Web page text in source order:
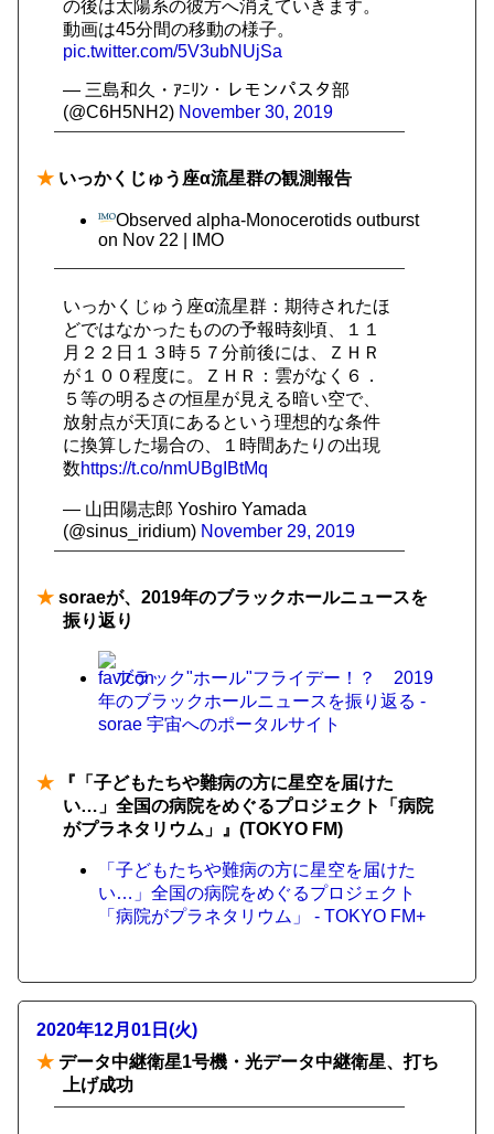
の後は太陽系の彼方へ消えていきます。
動画は45分間の移動の様子。
pic.twitter.com/5V3ubNUjSa
— 三島和久・ｱﾆﾘﾝ・レモンパスタ部
(@C6H5NH2) November 30, 2019
★ いっかくじゅう座α流星群の観測報告
Observed alpha-Monocerotids outburst
on Nov 22 | IMO
いっかくじゅう座α流星群：期待されたほ
どではなかったものの予報時刻頃、１１
月２２日１３時５７分前後には、ＺＨＲ
が１００程度に。ＺＨＲ：雲がなく６．
５等の明るさの恒星が見える暗い空で、
放射点が天頂にあるという理想的な条件
に換算した場合の、１時間あたりの出現
数https://t.co/nmUBgIBtMq
— 山田陽志郎 Yoshiro Yamada
(@sinus_iridium) November 29, 2019
★ soraeが、2019年のブラックホールニュースを
振り返り
ブラック"ホール"フライデー！？ 2019
年のブラックホールニュースを振り返る -
sorae 宇宙へのポータルサイト
★ 『「子どもたちや難病の方に星空を届けた
い…」全国の病院をめぐるプロジェクト「病院
がプラネタリウム」』(TOKYO FM)
「子どもたちや難病の方に星空を届けた
い…」全国の病院をめぐるプロジェクト
「病院がプラネタリウム」 - TOKYO FM+
2020年12月01日(火)
★ データ中継衛星1号機・光データ中継衛星、打ち
上げ成功